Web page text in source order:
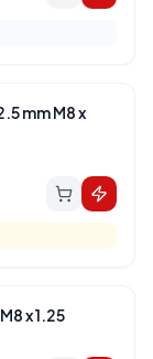
Traseros
mm M8 x
Traseros
x 1.25